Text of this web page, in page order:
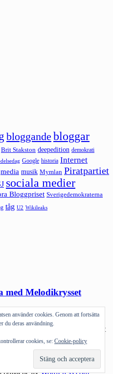
bloggande bloggar
Brit Stakston deepedition demokrati
Google historia Internet
media musik Mymlan Piratpartiet
sociala medier
Bloggpriset Sverigedemokraterna
tåg U2 Wikileaks
med Melodikrysset
jag aldrig reflekterat över att
ålder som börjat att lösa
vi börjar bli medelålders eller att
sätt har jag alltid upplevt
vi) […]
avWordPress.com.
använder cookies. Genom att fortsätta
du deras användning.
cookies, se: Cookie-policy